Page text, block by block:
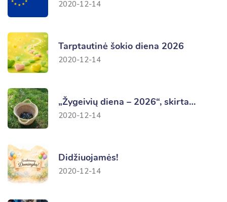
2020-12-14
Tarptautinė šokio diena 2026
2020-12-14
„Žygeivių diena – 2026“, skirta…
2020-12-14
Didžiuojamės!
2020-12-14